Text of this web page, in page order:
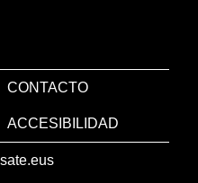
CONTACTO
ACCESIBILIDAD